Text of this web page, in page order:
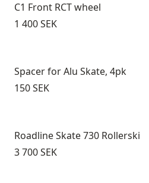
C1 Front RCT wheel
Pris:
1 400 SEK
Spacer for Alu Skate, 4pk
Pris:
150 SEK
Roadline Skate 730 Rollerski
Pris:
3 700 SEK